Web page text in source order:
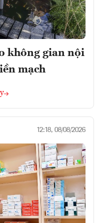
không gian nội
mạch
12:18, 08/08/2026